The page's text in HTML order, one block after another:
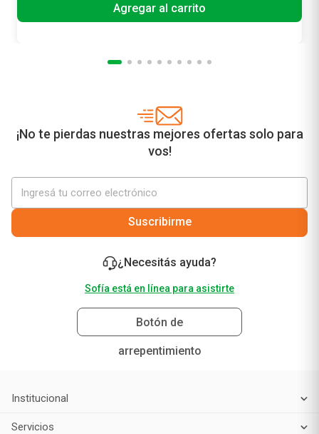
Agregar al carrito
¡No te pierdas nuestras mejores ofertas solo para
vos!
Suscribirme
¿Necesitás ayuda?
Sofía está en línea para asistirte
Botón de
arrepentimiento
Institucional
Servicios